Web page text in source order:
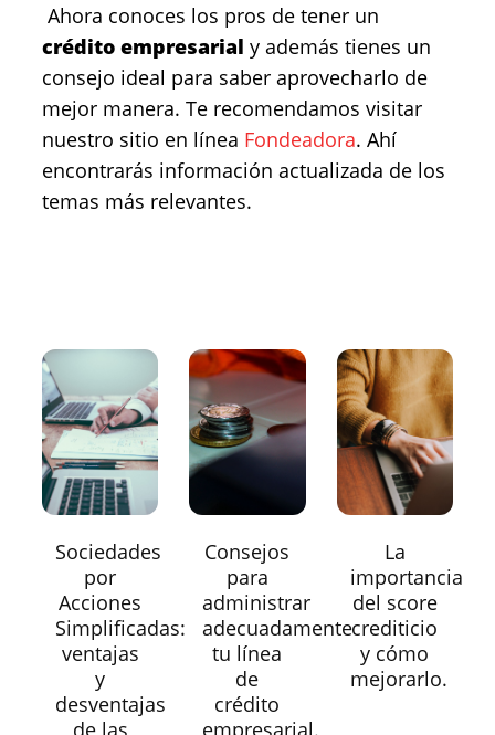
Ahora conoces los pros de tener un
crédito empresarial y además tienes un
consejo ideal para saber aprovecharlo de
mejor manera. Te recomendamos visitar
nuestro sitio en línea Fondeadora. Ahí
encontrarás información actualizada de los
temas más relevantes.
Sociedades
por
Acciones
Simplificadas:
ventajas
y
desventajas
de las
Consejos
para
administrar
adecuadamente
tu línea
de
crédito
empresarial.
La
importancia
del score
crediticio
y cómo
mejorarlo.